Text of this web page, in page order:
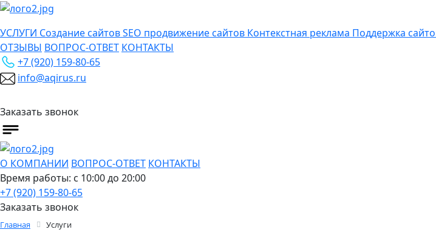
УСЛУГИ Создание сайтовSEO продвижение сайтов Контекстная реклама Поддержка
ОТЗЫВЫ ВОПРОС-ОТВЕТ КОНТАКТЫ
+7 (920) 159-80-65
info@aqirus.ru
Заказать звонок
О КОМПАНИИ ВОПРОС-ОТВЕТ КОНТАКТЫ
Время работы: с 10:00 до 20:00
+7 (920) 159-80-65
Заказать звонок
Главная Услуги